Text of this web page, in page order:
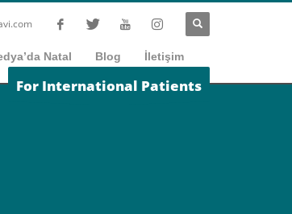
Natal Blog İletişim
For International Patients